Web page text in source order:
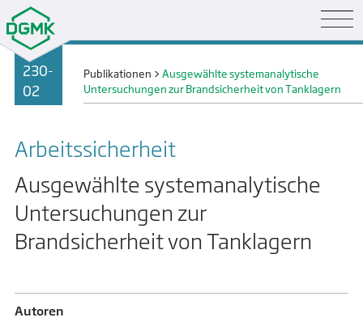
230-
02
Publikationen >Ausgewählte systemanalytische
Untersuchungen zur Brandsicherheit von Tanklagern
Arbeits­sicherheit
Ausgewählte systemanalytische
Untersuchungen zur
Brandsicherheit von Tanklagern
Autoren